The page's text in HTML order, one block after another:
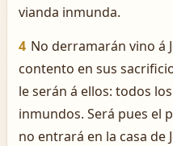
vianda inmunda.
4 No derramarán vino á
contento en sus
le serán á ellos: todos
inmundos. Será pues el
no entrará en la casa de